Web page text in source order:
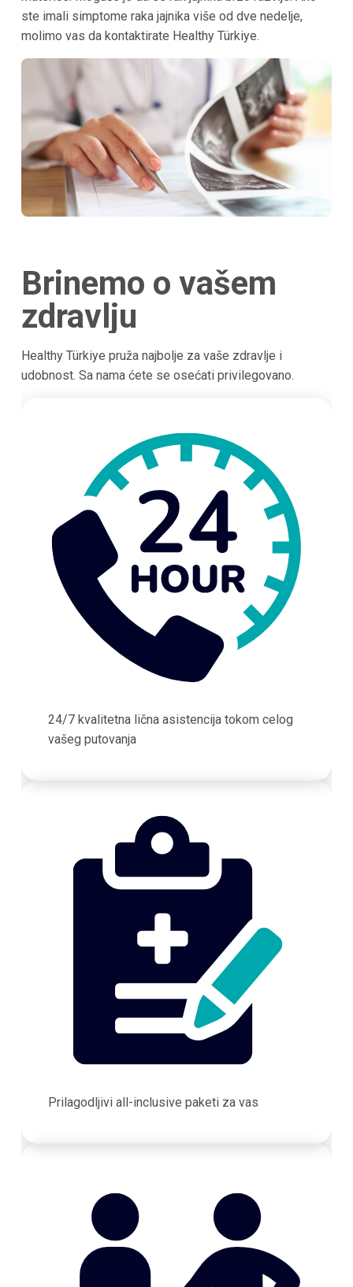
ste imali simptome raka jajnika više od dve nedelje,
molimo vas da kontaktirate Healthy Türkiye.
Brinemo o vašem
zdravlju
Healthy Türkiye pruža najbolje za vaše zdravlje i
udobnost. Sa nama ćete se osećati privilegovano.
24/7 kvalitetna lična asistencija tokom celog
vašeg putovanja
Prilagodljivi all-inclusive paketi za vas